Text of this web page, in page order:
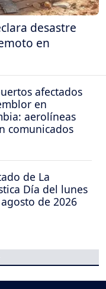
desastre
en
afectados
en
aerolíneas
comunicados
de La
Día del lunes
de 2026